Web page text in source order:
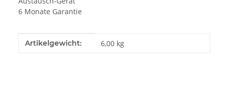
6 Monate Garantie
Produkteigenschaft
Wert
Artikelgewicht: 6,00 kg